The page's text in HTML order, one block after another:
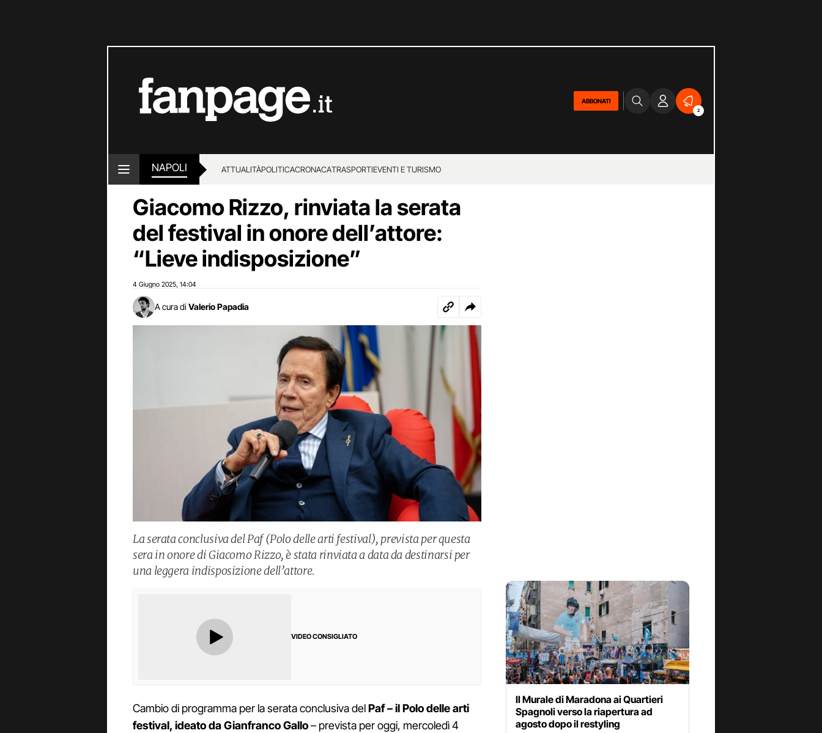
ABBONATI
2
NAPOLI ATTUALITÀPOLITICACRONACATRASPORTIEVENTI E TURISMO
Giacomo Rizzo, rinviata la serata
del festival in onore dell’attore:
“Lieve indisposizione”
4 Giugno 2025 14:04
A cura di Valerio Papadia
La serata conclusiva del Paf (Polo delle arti festival), prevista per questa
sera in onore di Giacomo Rizzo, è stata rinviata a data da destinarsi per
una leggera indisposizione dell’attore.
VIDEO CONSIGLIATO
Cambio di programma per la serata conclusiva delPaf – il Polo delle arti
festival, ideato da Gianfranco Gallo– prevista per oggi, mercoledì 4
Il Murale di Maradona ai Quartieri
Spagnoli verso la riapertura ad
agosto dopo il restyling